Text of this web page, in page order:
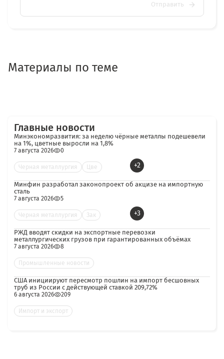
Отправить
Материалы по теме
Главные новости
Минэкономразвития: за неделю чёрные металлы подешевели
на 1%, цветные выросли на 1,8%
7 августа 2026 0
Черная металлургия Цве +2
Минфин разработал законопроект об акцизе на импортную
сталь
7 августа 2026 5
Черная металлургия Зак +3
РЖД вводят скидки на экспортные перевозки
металлургических грузов при гарантированных объёмах
7 августа 2026 8
Промышленные новости
США инициируют пересмотр пошлин на импорт бесшовных
труб из России с действующей ставкой 209,72%
6 августа 2026 209
Импорт и экспорт